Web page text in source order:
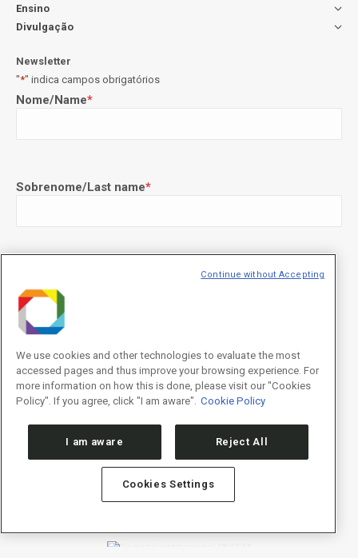
Ensino
Divulgação
Newsletter
"*" indica campos obrigatórios
Nome/Name*
Sobrenome/Last name*
Declaração de consentimento*
Concordo com os termos de uso descritos na Política de
Privacidade/I agree to the terms of use described in thePrivacy
Policy.
We use cookies and other technologies to evaluate the most
accessed pages and thus improve your browsing experience. For
more information on how this is done, please visit our "Cookies
Policy". If you agree, click "I am aware". Cookie Policy
I am aware Reject All
Cookies Settings
Continue without Accepting